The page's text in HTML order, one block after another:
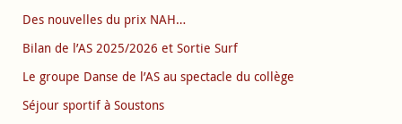
Des nouvelles du prix NAH…
Bilan de l’AS 2025/2026 et Sortie Surf
Le groupe Danse de l’AS au spectacle du collège
Séjour sportif à Soustons